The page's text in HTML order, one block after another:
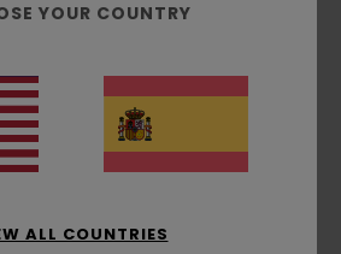
clientes
media
4.5
YOUR COUNTRY
ALL COUNTRIES